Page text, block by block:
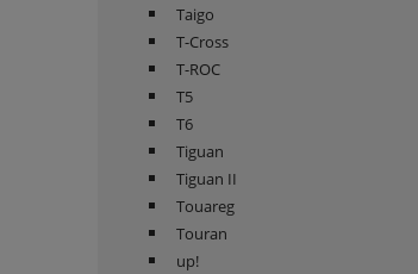
Taigo
T-Cross
T-ROC
T5
T6
Tiguan
Tiguan II
Touareg
Touran
up!